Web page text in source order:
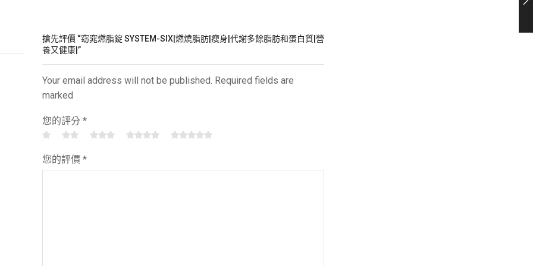
搶先評價 “窈窕燃脂錠 SYSTEM-SIX|燃燒脂肪|瘦身|代謝多餘脂肪和蛋白質|營
養又健康|”
Your email address will not be published. Required fields are
marked
您的評分 *
您的評價 *